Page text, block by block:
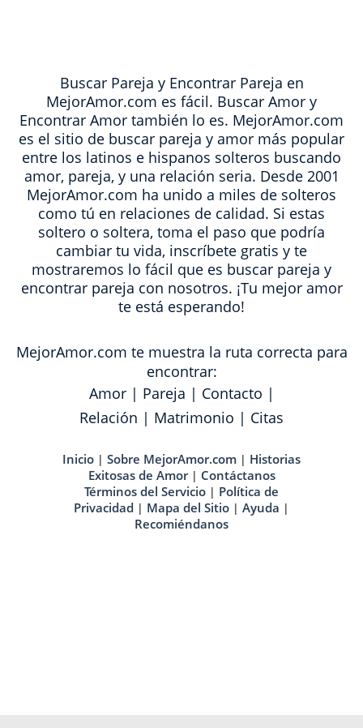
Buscar Pareja y Encontrar Pareja en
MejorAmor.com es fácil. Buscar Amor y
Encontrar Amor también lo es. MejorAmor.com
es el sitio de buscar pareja y amor más popular
entre los latinos e hispanos solteros buscando
amor, pareja, y una relación seria. Desde 2001
MejorAmor.com ha unido a miles de solteros
como tú en relaciones de calidad. Si estas
soltero o soltera, toma el paso que podría
cambiar tu vida, inscríbete gratis y te
mostraremos lo fácil que es buscar pareja y
encontrar pareja con nosotros. ¡Tu mejor amor
te está esperando!
MejorAmor.com te muestra la ruta correcta para
encontrar:
Amor| Pareja | Contacto |
Relación | Matrimonio | Citas
Inicio | Sobre MejorAmor.com | Historias
Exitosas de Amor| Contáctanos
Términos del Servicio | Política de
Privacidad | Mapa del Sitio | Ayuda |
Recomiéndanos